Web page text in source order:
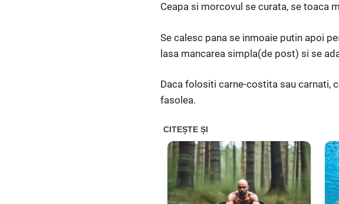
Ceapa si morcovul se curata, se toaca
Se calesc pana se inmoaie putin apoi
lasa mancarea simpla(de post) si se
Daca folositi carne-costita sau carnati,
fasolea.